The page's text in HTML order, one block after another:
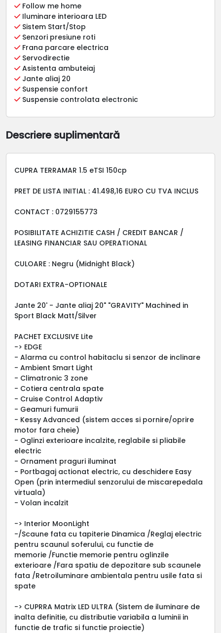
Follow me home
Iluminare interioara LED
Sistem Start/Stop
Senzori presiune roti
Frana parcare electrica
Servodirectie
Asistenta ambuteiaj
Jante aliaj 20
Suspensie confort
Suspensie controlata electronic
Descriere suplimentară
CUPRA TERRAMAR 1.5 eTSI 150cp
PRET DE LISTA INITIAL : 41.498,16 EURO CU TVA INCLUS
CONTACT : 0729155773
POSIBILITATE ACHIZITIE CASH / CREDIT BANCAR /
LEASING FINANCIAR SAU OPERATIONAL
CULOARE : Negru (Midnight Black)
DOTARI EXTRA-OPTIONALE
Jante 20' - Jante aliaj 20" "GRAVITY" Machined in
Sport Black Matt/Silver
PACHET EXCLUSIVE Lite
-> EDGE
- Alarma cu control habitaclu si senzor de inclinare
- Ambient Smart Light
- Climatronic 3 zone
- Cotiera centrala spate
- Cruise Control Adaptiv
- Geamuri fumurii
- Kessy Advanced (sistem acces si pornire/oprire
motor fara cheie)
- Oglinzi exterioare incalzite, reglabile si pliabile
electric
- Ornament praguri iluminat
- Portbagaj actionat electric, cu deschidere Easy
Open (prin intermediul senzorului de miscarepedala
virtuala)
- Volan incalzit
-> Interior MoonLight
-/Scaune fata cu tapiterie Dinamica /Reglaj electric
pentru scaunul soferului, cu functie de
memorie /Functie memorie pentru oglinzile
exterioare /Fara spatiu de depozitare sub scaunele
fata /Retroiluminare ambientala pentru usile fata si
spate
-> CUPRRA Matrix LED ULTRA (Sistem de iluminare de
inalta definitie, cu distributie variabila a luminii in
functie de trafic si functie proiectie)